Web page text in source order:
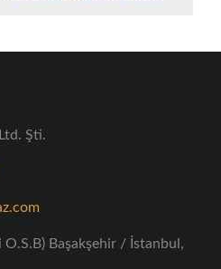
Şti.
Başakşehir / İstanbul,